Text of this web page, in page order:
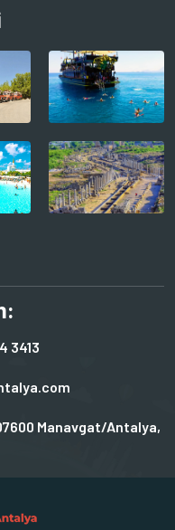
3413
Manavgat/Antalya,